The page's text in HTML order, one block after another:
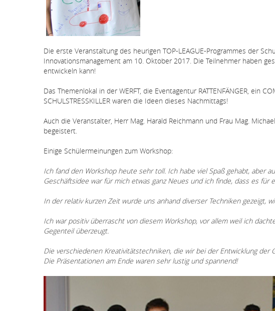
Die erste Veranstaltung des heurigen TOP-LEAGUE-Programmes der
Innovationsmanagement am 10. Oktober 2017. Die Teilnehmer haben
entwickeln kann!
Das Themenlokal in der WERFT, die Eventagentur RATTENFÄNGER, ein
SCHULSTRESSKILLER waren die Ideen dieses Nachmittags!
Auch die Veranstalter, Herr Mag. Harald Reichmann und Frau Mag.
begeistert.
Einige Schülermeinungen zum Workshop:
Ich fand den Workshop heute sehr toll. Ich habe viel Spaß gehabt, aber
Geschäftsidee war für mich etwas ganz Neues und ich finde, dass es für
In der relativ kurzen Zeit wurde uns anhand diverser Techniken gezeigt,
Ich war positiv überrascht von diesem Workshop, vor allem weil ich
Gegenteil überzeugt.
Die verschiedenen Kreativitätstechniken, die wir bei der Entwicklung
Die Präsentationen am Ende waren sehr lustig und spannend!